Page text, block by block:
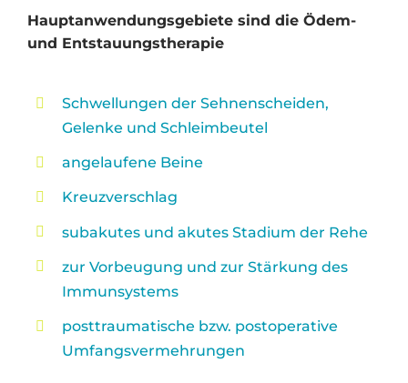
Hauptanwendungsgebiete sind die Ödem-
und Entstauungstherapie
Schwellungen der Sehnenscheiden,
Gelenke und Schleimbeutel
angelaufene Beine
Kreuzverschlag
subakutes und akutes Stadium der Rehe
zur Vorbeugung und zur Stärkung des
Immunsystems
posttraumatische bzw. postoperative
Umfangsvermehrungen